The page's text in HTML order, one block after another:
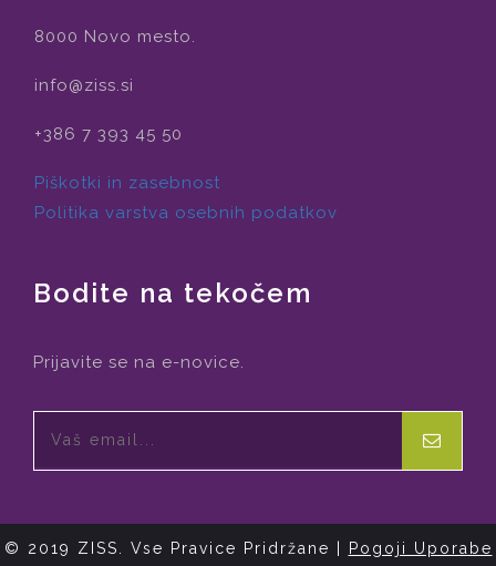
8000 Novo mesto.
info@ziss.si
+386 7 393 45 50
Piškotki in zasebnost
Politika varstva osebnih podatkov
Bodite na tekočem
Prijavite se na e-novice.
© 2019 ZISS. Vse Pravice Pridržane | Pogoji Uporabe